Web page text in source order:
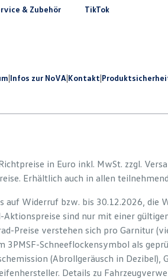
& Zubehör
TikTok
|Infos zur NoVA|Kontakt|
in Euro inkl. MwSt. zzgl.
Erhältlich auch in allen
auf Widerruf bzw. bis 30.12.2026,
sind nur mit einer
Preise verstehen sich pro Garnitur
3PMSF-Schneeflockensymbol als
(Abrollgeräusch in
Details zu